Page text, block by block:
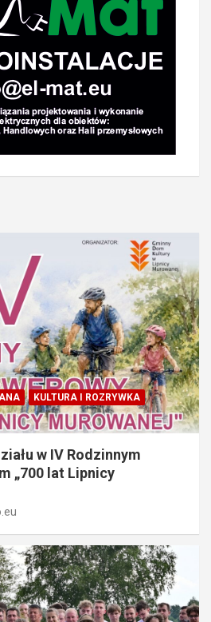
KULTURA I ROZRYWKA
w IV Rodzinnym
„700 lat Lipnicy